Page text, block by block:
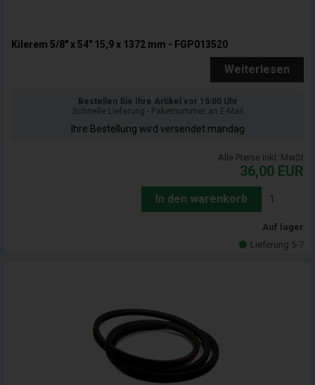
Kilerem 5/8" x 54" 15,9 x 1372 mm - FGP013520
Weiterlesen
Bestellen Sie Ihre Artikel vor 15:00 Uhr
Schnelle Lieferung - Paketnummer an E-Mail
Ihre Bestellung wird versendet mandag
Alle Preise inkl. MwSt
36,00 EUR
In den warenkorb
Auf lager
Lieferung 5-7